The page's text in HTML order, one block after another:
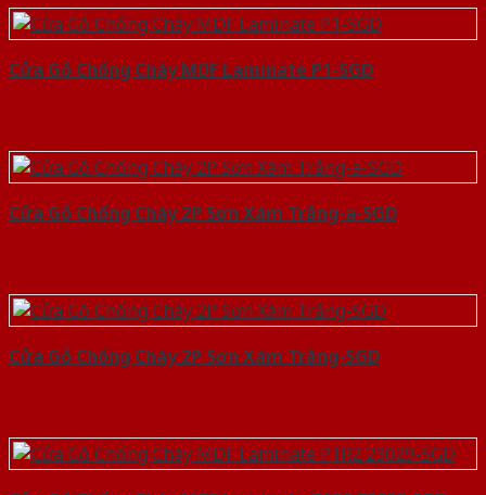
Cửa Gỗ Chống Cháy MDF Laminate P1-SGD
Cửa Gỗ Chống Cháy 2P Sơn Xám Trắng-a-SGD
Cửa Gỗ Chống Cháy 2P Sơn Xám Trắng-SGD